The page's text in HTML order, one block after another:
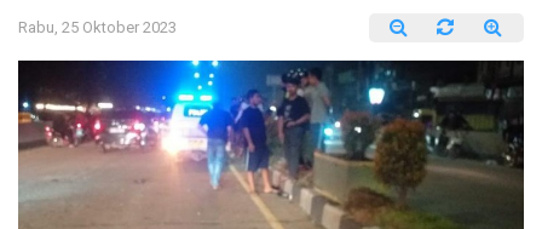
Rabu, 25 Oktober 2023